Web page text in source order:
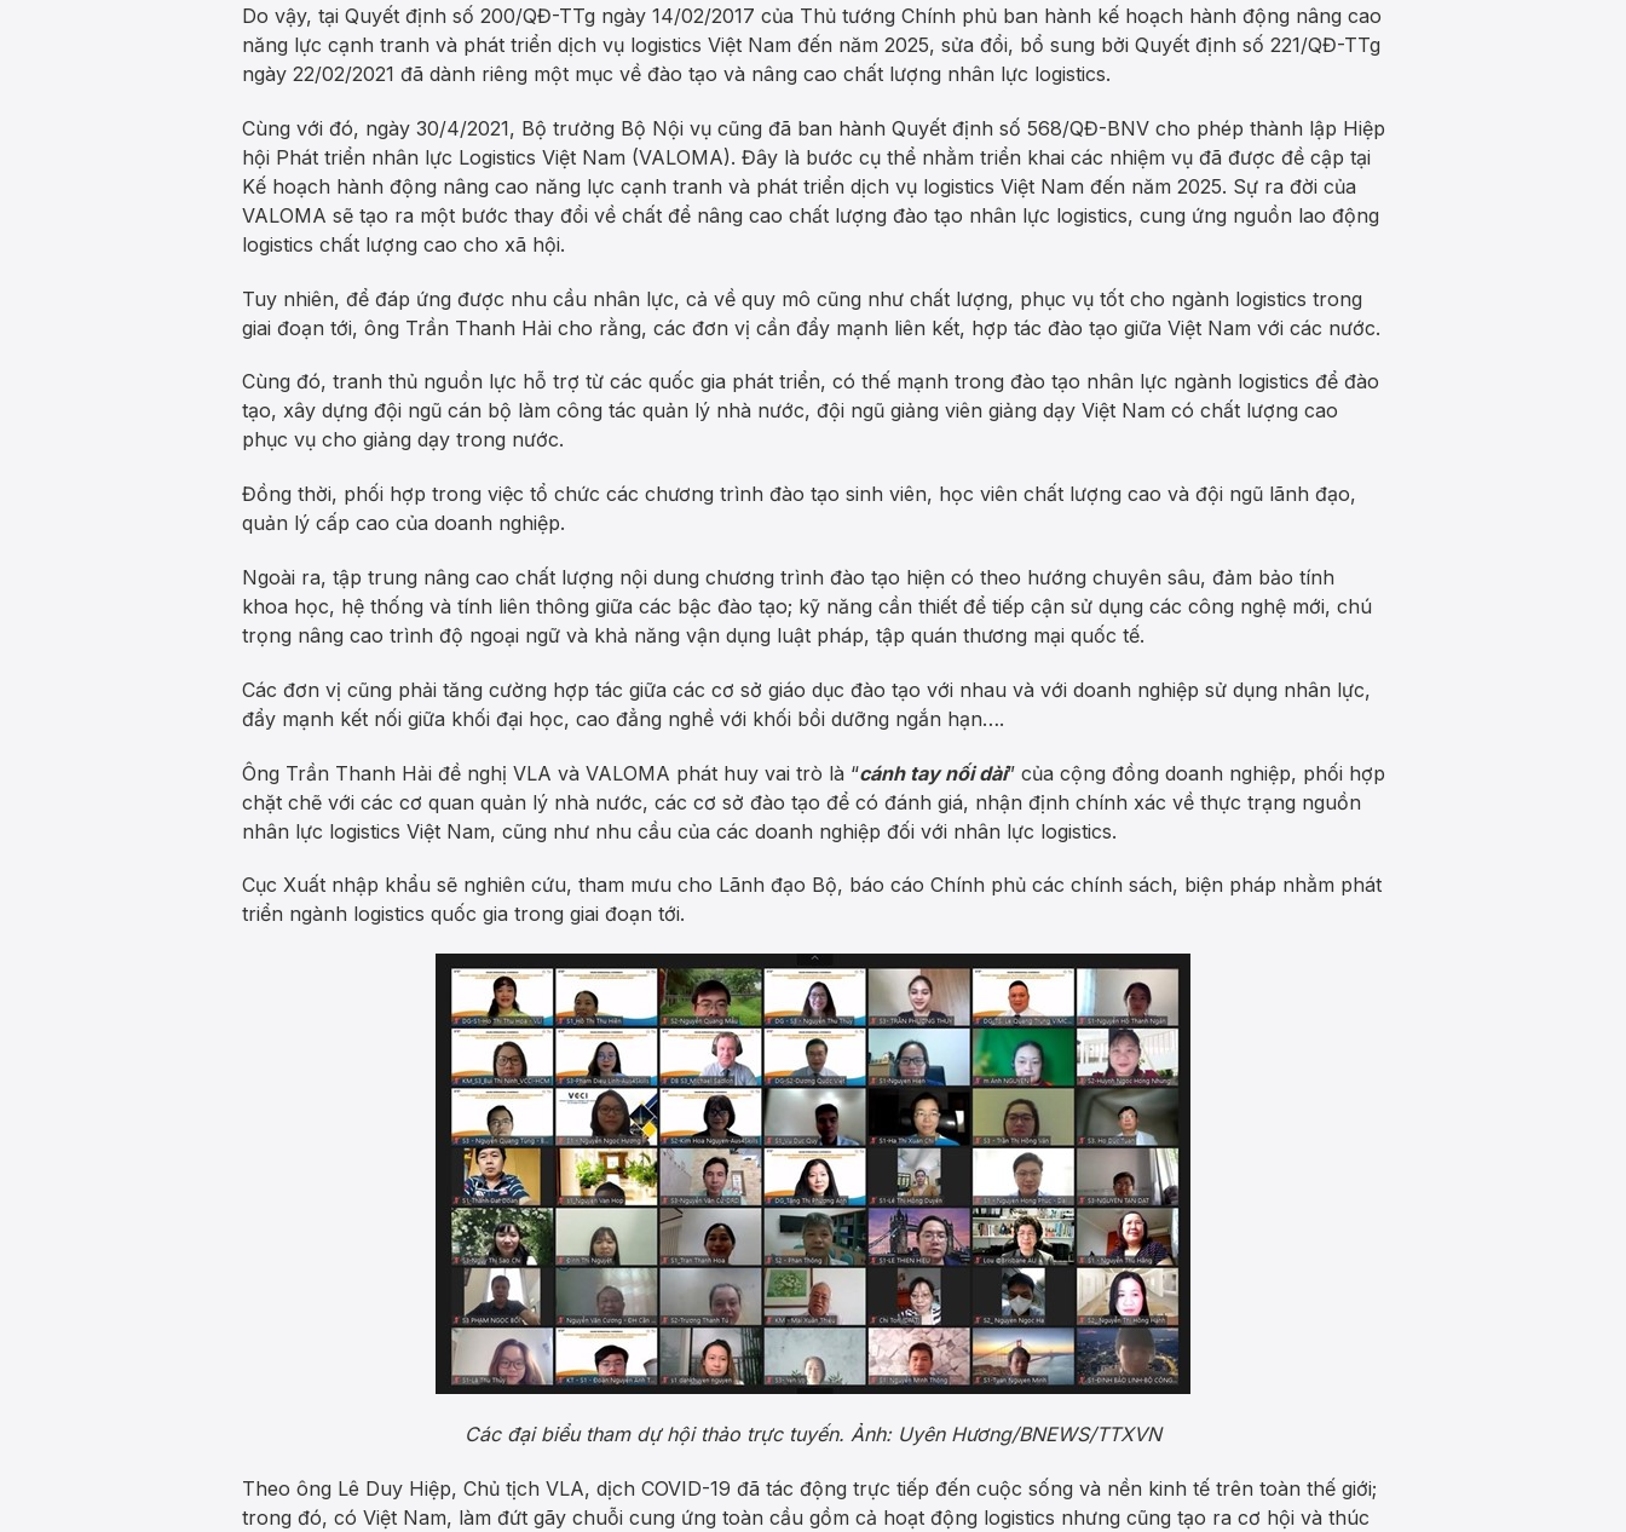
Do vậy, tại Quyết định số 200/QĐ-TTg ngày 14/02/2017 của Thủ tướng Chính phủ ban hành kế hoạch hành động nâng cao
năng lực cạnh tranh và phát triển dịch vụ logistics Việt Nam đến năm 2025, sửa đổi, bổ sung bởi Quyết định số 221/QĐ-TTg
ngày 22/02/2021 đã dành riêng một mục về đào tạo và nâng cao chất lượng nhân lực logistics.
Cùng với đó, ngày 30/4/2021, Bộ trưởng Bộ Nội vụ cũng đã ban hành Quyết định số 568/QĐ-BNV cho phép thành lập Hiệp
hội Phát triển nhân lực Logistics Việt Nam (VALOMA). Đây là bước cụ thể nhằm triển khai các nhiệm vụ đã được đề cập tại
Kế hoạch hành động nâng cao năng lực cạnh tranh và phát triển dịch vụ logistics Việt Nam đến năm 2025. Sự ra đời của
VALOMA sẽ tạo ra một bước thay đổi về chất để nâng cao chất lượng đào tạo nhân lực logistics, cung ứng nguồn lao động
logistics chất lượng cao cho xã hội.
Tuy nhiên, để đáp ứng được nhu cầu nhân lực, cả về quy mô cũng như chất lượng, phục vụ tốt cho ngành logistics trong
giai đoạn tới, ông Trần Thanh Hải cho rằng, các đơn vị cần đẩy mạnh liên kết, hợp tác đào tạo giữa Việt Nam với các nước.
Cùng đó, tranh thủ nguồn lực hỗ trợ từ các quốc gia phát triển, có thế mạnh trong đào tạo nhân lực ngành logistics để đào
tạo, xây dựng đội ngũ cán bộ làm công tác quản lý nhà nước, đội ngũ giảng viên giảng dạy Việt Nam có chất lượng cao
phục vụ cho giảng dạy trong nước.
Đồng thời, phối hợp trong việc tổ chức các chương trình đào tạo sinh viên, học viên chất lượng cao và đội ngũ lãnh đạo,
quản lý cấp cao của doanh nghiệp.
Ngoài ra, tập trung nâng cao chất lượng nội dung chương trình đào tạo hiện có theo hướng chuyên sâu, đảm bảo tính
khoa học, hệ thống và tính liên thông giữa các bậc đào tạo; kỹ năng cần thiết để tiếp cận sử dụng các công nghệ mới, chú
trọng nâng cao trình độ ngoại ngữ và khả năng vận dụng luật pháp, tập quán thương mại quốc tế.
Các đơn vị cũng phải tăng cường hợp tác giữa các cơ sở giáo dục đào tạo với nhau và với doanh nghiệp sử dụng nhân lực,
đẩy mạnh kết nối giữa khối đại học, cao đẳng nghề với khối bồi dưỡng ngắn hạn….
Ông Trần Thanh Hải đề nghị VLA và VALOMA phát huy vai trò là “cánh tay nối dài” của cộng đồng doanh nghiệp, phối hợp
chặt chẽ với các cơ quan quản lý nhà nước, các cơ sở đào tạo để có đánh giá, nhận định chính xác về thực trạng nguồn
nhân lực logistics Việt Nam, cũng như nhu cầu của các doanh nghiệp đối với nhân lực logistics.
Cục Xuất nhập khẩu sẽ nghiên cứu, tham mưu cho Lãnh đạo Bộ, báo cáo Chính phủ các chính sách, biện pháp nhằm phát
triển ngành logistics quốc gia trong giai đoạn tới.
Các đại biểu tham dự hội thảo trực tuyến. Ảnh: Uyên Hương/BNEWS/TTXVN
Theo ông Lê Duy Hiệp, Chủ tịch VLA, dịch COVID-19 đã tác động trực tiếp đến cuộc sống và nền kinh tế trên toàn thế giới;
trong đó, có Việt Nam, làm đứt gãy chuỗi cung ứng toàn cầu gồm cả hoạt động logistics nhưng cũng tạo ra cơ hội và thúc